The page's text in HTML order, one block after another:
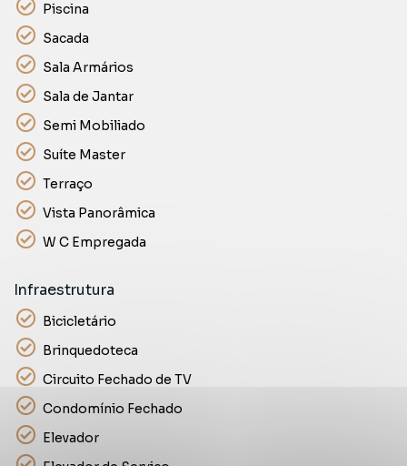
Piscina
Sacada
Sala Armários
Sala de Jantar
Semi Mobiliado
Suíte Master
Terraço
Vista Panorâmica
W C Empregada
Infraestrutura
Bicicletário
Brinquedoteca
Circuito Fechado de TV
Condomínio Fechado
Elevador